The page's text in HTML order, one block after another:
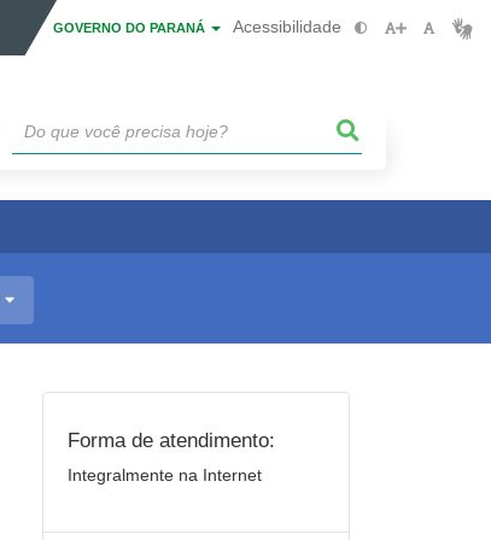
GOVERNO DO PARANÁ Acessibilidade
Forma de atendimento:
Integralmente na Internet